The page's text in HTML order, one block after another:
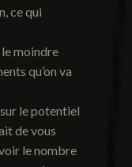
ce qui
moindre
qu’on va
le potentiel
de vous
le nombre